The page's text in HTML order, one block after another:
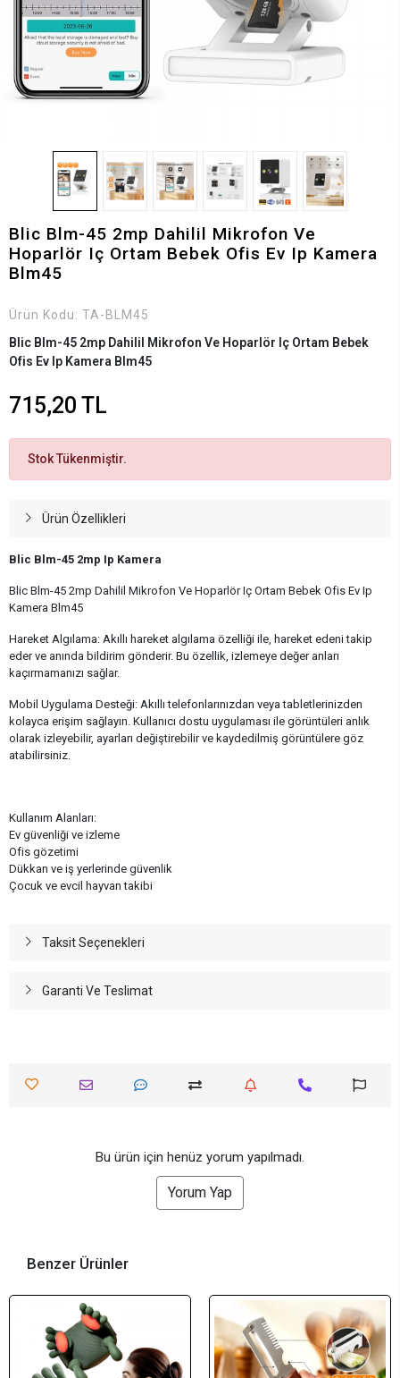
Blic Blm-45 2mp Dahilil Mikrofon Ve
Hoparlör Iç Ortam Bebek Ofis Ev Ip Kamera
Blm45
Ürün Kodu: TA-BLM45
Blic Blm-45 2mp Dahilil Mikrofon Ve Hoparlör Iç Ortam Bebek
Ofis Ev Ip Kamera Blm45
715,20 TL
Stok Tükenmiştir.
Ürün Özellikleri
Blic Blm-45 2mp Ip Kamera
Blic Blm-45 2mp Dahilil Mikrofon Ve Hoparlör Iç Ortam Bebek Ofis Ev Ip
Kamera Blm45
Hareket Algılama: Akıllı hareket algılama özelliği ile, hareket edeni takip
eder ve anında bildirim gönderir. Bu özellik, izlemeye değer anları
kaçırmamanızı sağlar.
Mobil Uygulama Desteği: Akıllı telefonlarınızdan veya tabletlerinizden
kolayca erişim sağlayın. Kullanıcı dostu uygulaması ile görüntüleri anlık
olarak izleyebilir, ayarları değiştirebilir ve kaydedilmiş görüntülere göz
atabilirsiniz.
Kullanım Alanları:
Ev güvenliği ve izleme
Ofis gözetimi
Dükkan ve iş yerlerinde güvenlik
Çocuk ve evcil hayvan takibi
Taksit Seçenekleri
Garanti Ve Teslimat
Bu ürün için henüz yorum yapılmadı.
Yorum Yap
Benzer Ürünler